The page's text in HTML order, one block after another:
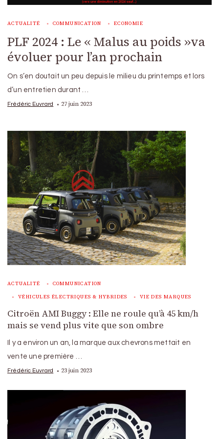
ACTUALITÉ COMMUNICATION ECONOMIE
PLF 2024 : Le « Malus au poids »va
évoluer pour l’an prochain
On s’en doutait un peu depuis le milieu du printemps et lors
d’un entretien durant …
Frédéric Euvrard 27 juin 2023
ACTUALITÉ COMMUNICATION
VÉHICULES ÉLECTRIQUES & HYBRIDES VIE DES MARQUES
Citroën AMI Buggy : Elle ne roule qu’à 45 km/h
mais se vend plus vite que son ombre
Il y a environ un an, la marque aux chevrons mettait en
vente une première …
Frédéric Euvrard 23 juin 2023